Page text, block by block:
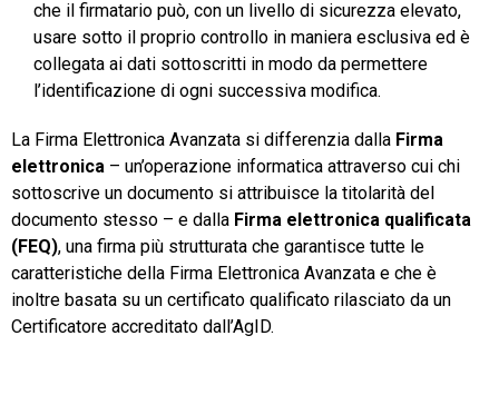
che il firmatario può, con un livello di sicurezza elevato,
usare sotto il proprio controllo in maniera esclusiva ed è
collegata ai dati sottoscritti in modo da permettere
l’identificazione di ogni successiva modifica.
La Firma Elettronica Avanzata si differenzia dalla Firma
elettronica – un’operazione informatica attraverso cui chi
sottoscrive un documento si attribuisce la titolarità del
documento stesso – e dalla Firma elettronica qualificata
(FEQ), una firma più strutturata che garantisce tutte le
caratteristiche della Firma Elettronica Avanzata e che è
inoltre basata su un certificato qualificato rilasciato da un
Certificatore accreditato dall’AgID.